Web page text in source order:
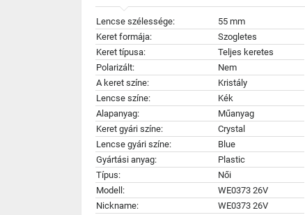
Lencse szélessége:
55 mm
Keret formája:
Szogletes
Keret típusa:
Teljes keretes
Polarizált:
Nem
A keret színe:
Kristály
Lencse színe:
Kék
Alapanyag:
Műanyag
Keret gyári színe:
Crystal
Lencse gyári színe:
Blue
Gyártási anyag:
Plastic
Típus:
Női
Modell:
WE0373 26V
Nickname:
WE0373 26V